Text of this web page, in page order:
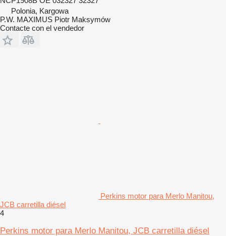
Polonia, Kargowa
P.W. MAXIMUS Piotr Maksymów
Contacte con el vendedor
Perkins motor para Merlo Manitou,
JCB carretilla diésel
4
Perkins motor para Merlo Manitou, JCB carretilla diésel